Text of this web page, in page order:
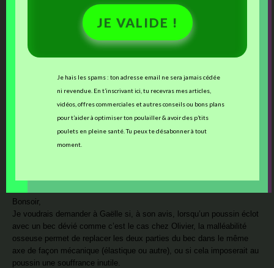
Uncategorized
Projet poulailler, c’est reparti !
Le kit « Pilou »
2 comments on “Éclosions à Palawan (Philippines)
Bonsoir,
Je voudrais demander à Gaëlle si, à son avis, lorsqu’un poussin éclot
avec un bec dévié comme c’est le cas chez Olivier, la malléabilité
osseuse permet de replacer les deux parties du bec dans le même
axe de façon mécanique (élastique ou autre), ou si cela imposerait au
poussin une souffrance inutile.
JE VALIDE !
Je hais les spams : ton adresse email ne sera jamais cédée
ni revendue. En t’inscrivant ici, tu recevras mes articles,
vidéos, offres commerciales et autres conseils ou bons plans
pour t’aider à optimiser ton poulailler & avoir des p’tits
poulets en pleine santé. Tu peux te désabonner à tout
moment.